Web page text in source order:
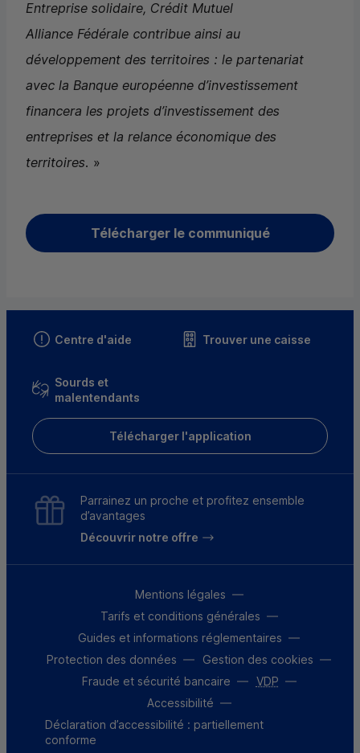
Entreprise solidaire, Crédit Mutuel
Alliance Fédérale contribue ainsi au
développement des territoires : le partenariat
avec la Banque européenne d’investissement
financera les projets d’investissement des
entreprises et la relance économique des
territoires. »
Télécharger le communiqué
Centre d'aide Trouver une caisse
Sourds et
malentendants
Télécharger l'application
Parrainez un proche et profitez ensemble
d’avantages
Découvrir notre offre
Mentions légales
Tarifs et conditions générales
Guides et informations réglementaires
Protection des données
Gestion des cookies
Fraude et sécurité bancaire
VDP
Accessibilité
Déclaration d’accessibilité : partiellement
conforme